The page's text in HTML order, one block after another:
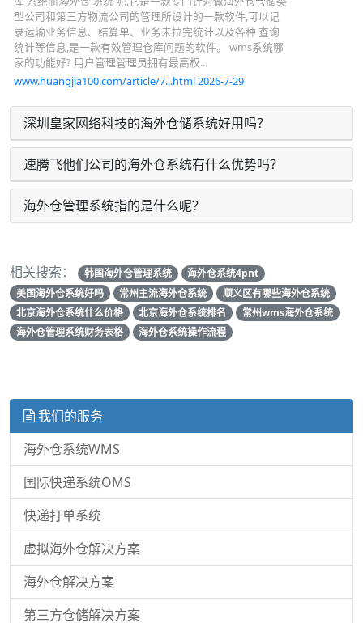
型公司和第三方物流公司的管理所设计的一款软件,可以记
录运输业务信息、结算单、业务未拉完统计以及各种 查询
统计等信息,是一款有效管理仓库问题的软件。 wms系统哪
家的功能好? 用户管理管理员拥有最高权...
www.huangjia100.com/article/7...html 2026-7-29
深圳皇家网络科技的海外仓储系统好用吗？
速腾飞他们公司的海外仓系统有什么优势吗？
海外仓管理系统指的是什么呢？
相关搜索： 韩国海外仓管理系统
海外仓系统4pnt
美国海外仓系统好吗
常州主流海外仓系统
顺义区有哪些海外仓系统
北京海外仓系统什么价格
北京海外仓系统排名
常州wms海外仓系统
海外仓管理系统财务表格
海外仓系统操作流程
我们的服务
海外仓系统WMS
国际快递系统OMS
快递打单系统
虚拟海外仓解决方案
海外仓解决方案
第三方仓储解决方案